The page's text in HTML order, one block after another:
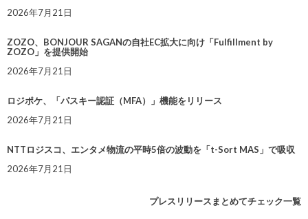
2026年7月21日
ZOZO、BONJOUR SAGANの自社EC拡大に向け「Fulfillment by
ZOZO」を提供開始
2026年7月21日
ロジポケ、「パスキー認証（MFA）」機能をリリース
2026年7月21日
NTTロジスコ、エンタメ物流の平時5倍の波動を「t-Sort MAS」で吸収
2026年7月21日
プレスリリースまとめてチェック一覧